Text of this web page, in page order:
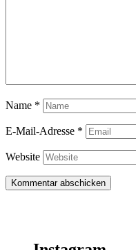
Name *
E-Mail-Adresse *
Website